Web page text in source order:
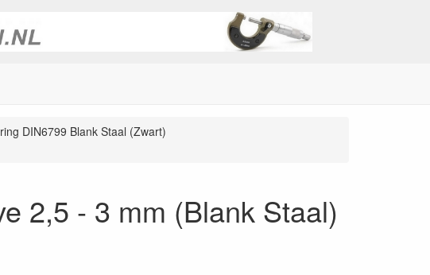
DIN6799 Blank Staal (Zwart)
2,5 - 3 mm (Blank Staal)